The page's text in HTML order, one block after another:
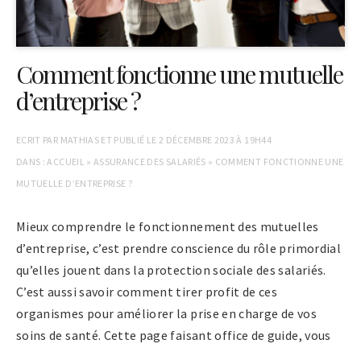
Comment fonctionne une mutuelle
d’entreprise ?
ECRIT PAR MATHIASET PUBLIÉ LE 2 DÉCEMBRE 2023 À 19H44
DANS :ACCUEIL » ASSURANCE DES SALARIÉS » COMMENT FONCTIONNE UNE
MUTUELLE D’ENTREPRISE ?
Mieux comprendre le fonctionnement des mutuelles
d’entreprise, c’est prendre conscience du rôle primordial
qu’elles jouent dans la protection sociale des salariés.
C’est aussi savoir comment tirer profit de ces
organismes pour améliorer la prise en charge de vos
soins de santé. Cette page faisant office de guide, vous